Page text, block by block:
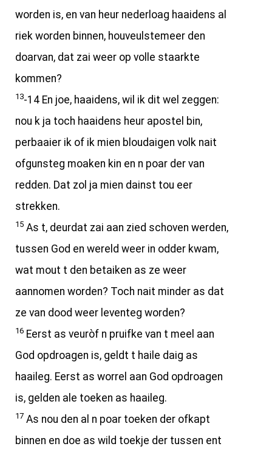
worden is, en van heur nederloag haaidens al
riek worden binnen, houveulstemeer den
doarvan, dat zai weer op volle staarkte
kommen?
13-14 En joe, haaidens, wil ik dit wel zeggen:
nou k ja toch haaidens heur apostel bin,
perbaaier ik of ik mien bloudaigen volk nait
ofgunsteg moaken kin en n poar der van
redden. Dat zol ja mien dainst tou eer
strekken.
15 As t, deurdat zai aan zied schoven werden,
tussen God en wereld weer in odder kwam,
wat mout t den betaiken as ze weer
aannomen worden? Toch nait minder as dat
ze van dood weer leventeg worden?
16 Eerst as veuròf n pruifke van t meel aan
God opdroagen is, geldt t haile daig as
haaileg. Eerst as worrel aan God opdroagen
is, gelden ale toeken as haaileg.
17 As nou den al n poar toeken der ofkapt
binnen en doe as wild toekje der tussen ent